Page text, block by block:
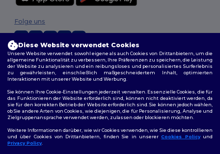
2026. Alle Rechte vorbehalten
Allgemeine Geschäftsbedingungen|Personalisierungsrichtlinien|
Datenschutzbestimmungen|Cookie-Richtlinie| Site Map
Folge uns
Diese Website verwendet Cookies
Unsere Website verwendet sowohl eigene als auch Cookies von Drittanbietern, um die
allgemeine Funktionalität zu verbessern, Ihre Präferenzen zu speichern, die Leistung
der Website zu analysieren und ein reibungsloses und personalisiertes Surferlebnis
zu gewährleisten, einschließlich maßgeschneidertem Inhalt, optimierten
Interaktionen mit unserer Website und Werbung.
Sie können Ihre Cookie-Einstellungen jederzeit verwalten. Essenzielle Cookies, die für
das Funktionieren der Website erforderlich sind, können nicht deaktiviert werden, da
sie für den korrekten Betrieb der Website erforderlich sind. Sie können jedoch wählen,
ob Sie andere Arten von Cookies, wie diejenigen, die für Personalisierung, Analyse und
Zielgruppenansprache verwendet werden, zulassen oder blockieren möchten.
Weitere Informationen darüber, wie wir Cookies verwenden, wie Sie diese kontrollieren
und über Cookies von Drittanbietern, finden Sie in unsererCookies Policyund
Privacy Policy.